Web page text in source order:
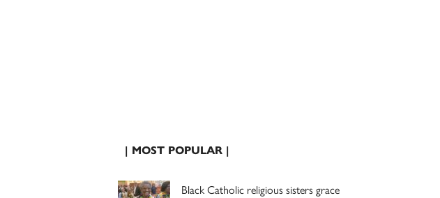
| MOST POPULAR |
Black Catholic religious sisters grace